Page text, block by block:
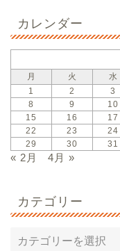
カレンダー
月
火 水
1
2 3
8
9 10
15
16 17
22
23 24
29
30 31
« 2月 4月 »
カテゴリー